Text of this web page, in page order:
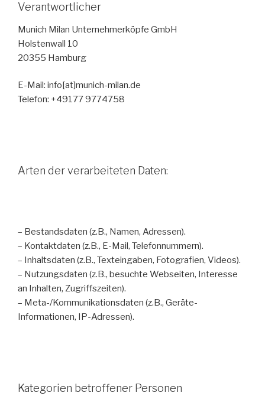
Verantwortlicher
Munich Milan Unternehmerköpfe GmbH
Holstenwall 10
20355 Hamburg
E-Mail: info[at]munich-milan.de
Telefon: +49177 9774758
Arten der verarbeiteten Daten:
– Bestandsdaten (z.B., Namen, Adressen).
– Kontaktdaten (z.B., E-Mail, Telefonnummern).
– Inhaltsdaten (z.B., Texteingaben, Fotografien, Videos).
– Nutzungsdaten (z.B., besuchte Webseiten, Interesse
an Inhalten, Zugriffszeiten).
– Meta-/Kommunikationsdaten (z.B., Geräte-
Informationen, IP-Adressen).
Kategorien betroffener Personen